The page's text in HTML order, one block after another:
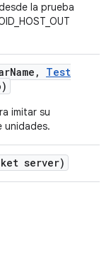
la prueba
Name ,
Test
imitar su
unidades.
server)